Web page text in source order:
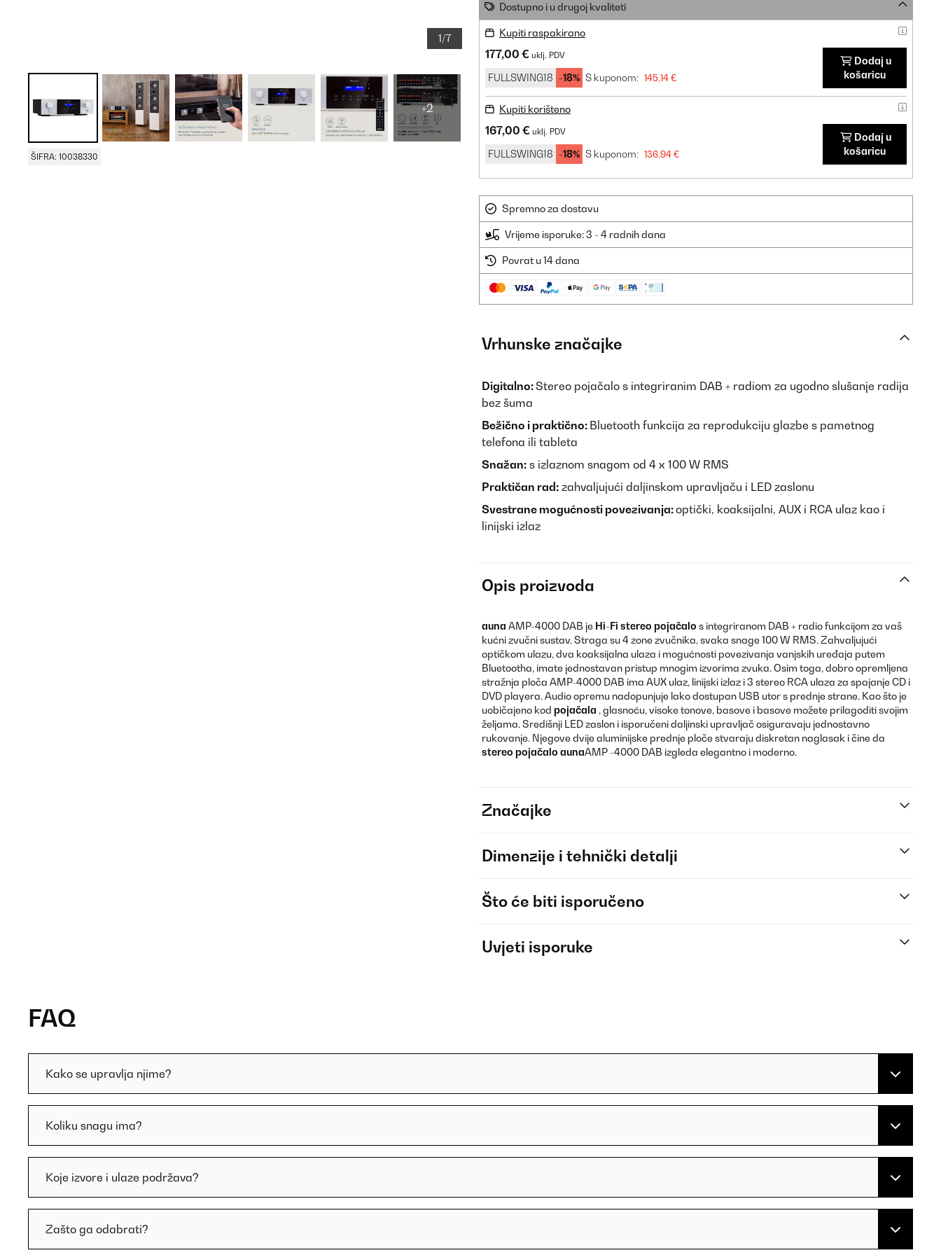
1/7
+2
ŠIFRA: 10038330
Dostupno i u drugoj kvaliteti
Kupiti raspakirano
177,00 € uklj. PDV
FULLSWING18 -18% S kuponom: 145,14 €
Dodaj u
košaricu
Kupiti korišteno
167,00 € uklj. PDV
FULLSWING18 -18% S kuponom: 136,94 €
Dodaj u
košaricu
Spremno za dostavu
Vrijeme isporuke: 3 - 4 radnih dana
Povrat u 14 dana
Vrhunske značajke
Digitalno:Stereo pojačalo s integriranim DAB + radiom za ugodno slušanje radija
bez šuma
Bežično i praktično: Bluetooth funkcija za reprodukciju glazbe s pametnog
telefona ili tableta
Snažan: s izlaznom snagom od 4 x 100 W RMS
Praktičan rad: zahvaljujući daljinskom upravljaču i LED zaslonu
Svestrane mogućnosti povezivanja:optički, koaksijalni, AUX i RCA ulaz kao i
linijski izlaz
Opis proizvoda
auna AMP-4000 DAB je Hi-Fi stereo pojačalo s integriranom DAB + radio funkcijom za vaš
kućni zvučni sustav. Straga su 4 zone zvučnika, svaka snage 100 W RMS. Zahvaljujući
optičkom ulazu, dva koaksijalna ulaza i mogućnosti povezivanja vanjskih uređaja putem
Bluetootha, imate jednostavan pristup mnogim izvorima zvuka. Osim toga, dobro opremljena
stražnja ploča AMP-4000 DAB ima AUX ulaz, linijski izlaz i 3 stereo RCA ulaza za spajanje CD i
DVD playera. Audio opremu nadopunjuje lako dostupan USB utor s prednje strane. Kao što je
uobičajeno kod pojačala , glasnoću, visoke tonove, basove i basove možete prilagoditi svojim
željama. Središnji LED zaslon i isporučeni daljinski upravljač osiguravaju jednostavno
rukovanje. Njegove dvije aluminijske prednje ploče stvaraju diskretan naglasak i čine da
stereo pojačalo aunaAMP -4000 DAB izgleda elegantno i moderno.
Značajke
Dimenzije i tehnički detalji
Što će biti isporučeno
Uvjeti isporuke
FAQ
Kako se upravlja njime?
Koliku snagu ima?
Koje izvore i ulaze podržava?
Zašto ga odabrati?